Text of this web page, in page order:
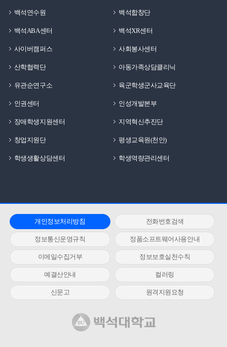
백석연수원 백석합창단
백석ABA센터 백석XR센터
사이버캠퍼스 사회봉사센터
산학협력단 아동가족상담클리닉
유관순연구소 육군학생군사교육단
인권센터 인성개발본부
장애학생지원센터 지역혁신추진단
창업지원단 평생교육원(천안)
학생생활상담센터 학생역량관리센터
개인정보처리방침 전화번호검색
정보통신운영규칙 정품소프트웨어사용안내
이메일수집거부 정보보호실천수칙
예결산안내 컬러링
신문고 원격지원요청